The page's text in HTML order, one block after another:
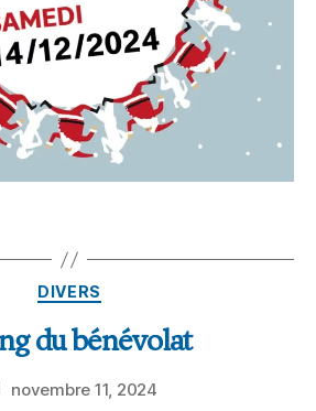
DIVERS
du bénévolat
novembre 11, 2024